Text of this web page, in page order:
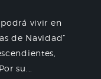
vivir en
de Navidad”
su...